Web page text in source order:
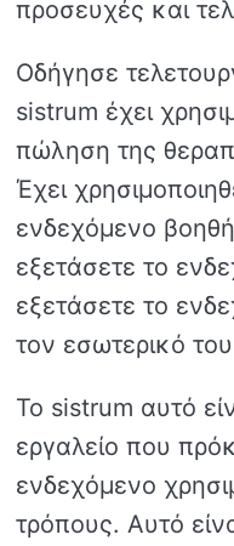
προσευχές και
Οδήγησε
sistrum έχει
πώληση της
Έχει
ενδεχόμενο
εξετάσετε το
εξετάσετε το
τον εσωτερικό
Το sistrum αυτό
εργαλείο που
ενδεχόμενο
τρόπους. Αυτό